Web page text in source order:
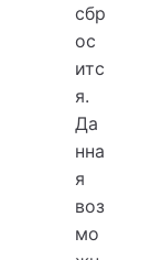
сбр
ос
итс
я.
Да
нна
я
воз
мо